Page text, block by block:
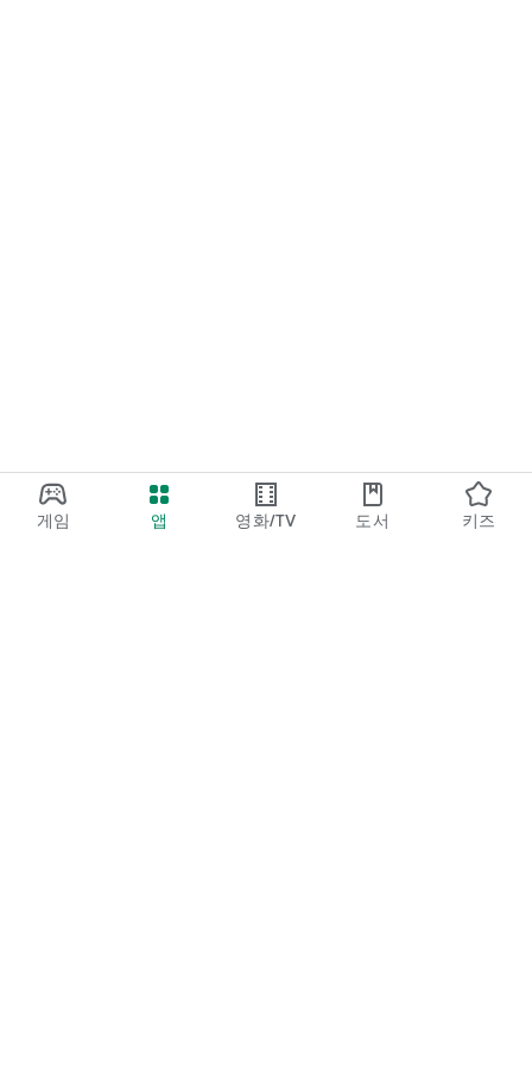
게임 앱 영화/TV 도서 키즈